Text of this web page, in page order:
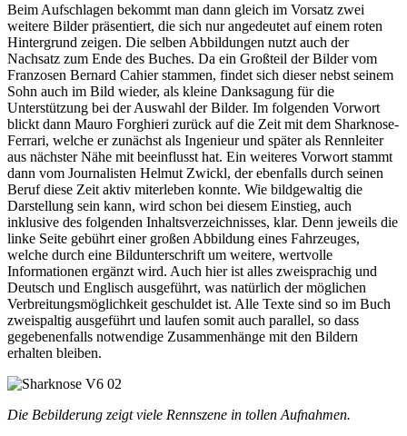
Beim Aufschlagen bekommt man dann gleich im Vorsatz zwei
weitere Bilder präsentiert, die sich nur angedeutet auf einem roten
Hintergrund zeigen. Die selben Abbildungen nutzt auch der
Nachsatz zum Ende des Buches. Da ein Großteil der Bilder vom
Franzosen Bernard Cahier stammen, findet sich dieser nebst seinem
Sohn auch im Bild wieder, als kleine Danksagung für die
Unterstützung bei der Auswahl der Bilder. Im folgenden Vorwort
blickt dann Mauro Forghieri zurück auf die Zeit mit dem Sharknose-
Ferrari, welche er zunächst als Ingenieur und später als Rennleiter
aus nächster Nähe mit beeinflusst hat. Ein weiteres Vorwort stammt
dann vom Journalisten Helmut Zwickl, der ebenfalls durch seinen
Beruf diese Zeit aktiv miterleben konnte. Wie bildgewaltig die
Darstellung sein kann, wird schon bei diesem Einstieg, auch
inklusive des folgenden Inhaltsverzeichnisses, klar. Denn jeweils die
linke Seite gebührt einer großen Abbildung eines Fahrzeuges,
welche durch eine Bildunterschrift um weitere, wertvolle
Informationen ergänzt wird. Auch hier ist alles zweisprachig und
Deutsch und Englisch ausgeführt, was natürlich der möglichen
Verbreitungsmöglichkeit geschuldet ist. Alle Texte sind so im Buch
zweispaltig ausgeführt und laufen somit auch parallel, so dass
gegebenenfalls notwendige Zusammenhänge mit den Bildern
erhalten bleiben.
Die Bebilderung zeigt viele Rennszene in tollen Aufnahmen.